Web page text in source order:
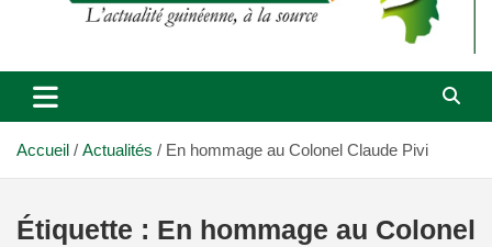
Accueil Actualités En hommage au Colonel Claude Pivi
Étiquette : En hommage au Colonel